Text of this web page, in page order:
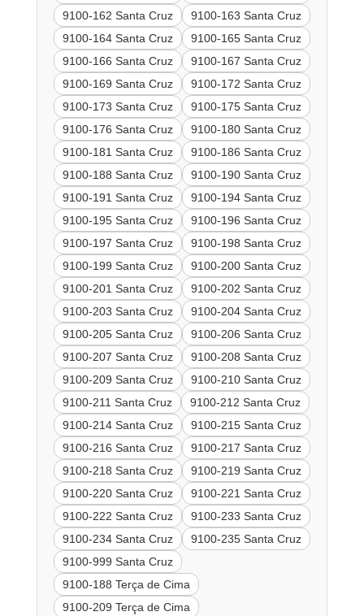
9100-162 Santa Cruz
9100-163 Santa Cruz
9100-164 Santa Cruz
9100-165 Santa Cruz
9100-166 Santa Cruz
9100-167 Santa Cruz
9100-169 Santa Cruz
9100-172 Santa Cruz
9100-173 Santa Cruz
9100-175 Santa Cruz
9100-176 Santa Cruz
9100-180 Santa Cruz
9100-181 Santa Cruz
9100-186 Santa Cruz
9100-188 Santa Cruz
9100-190 Santa Cruz
9100-191 Santa Cruz
9100-194 Santa Cruz
9100-195 Santa Cruz
9100-196 Santa Cruz
9100-197 Santa Cruz
9100-198 Santa Cruz
9100-199 Santa Cruz
9100-200 Santa Cruz
9100-201 Santa Cruz
9100-202 Santa Cruz
9100-203 Santa Cruz
9100-204 Santa Cruz
9100-205 Santa Cruz
9100-206 Santa Cruz
9100-207 Santa Cruz
9100-208 Santa Cruz
9100-209 Santa Cruz
9100-210 Santa Cruz
9100-211 Santa Cruz
9100-212 Santa Cruz
9100-214 Santa Cruz
9100-215 Santa Cruz
9100-216 Santa Cruz
9100-217 Santa Cruz
9100-218 Santa Cruz
9100-219 Santa Cruz
9100-220 Santa Cruz
9100-221 Santa Cruz
9100-222 Santa Cruz
9100-233 Santa Cruz
9100-234 Santa Cruz
9100-235 Santa Cruz
9100-999 Santa Cruz
9100-188 Terça de Cima
9100-209 Terça de Cima